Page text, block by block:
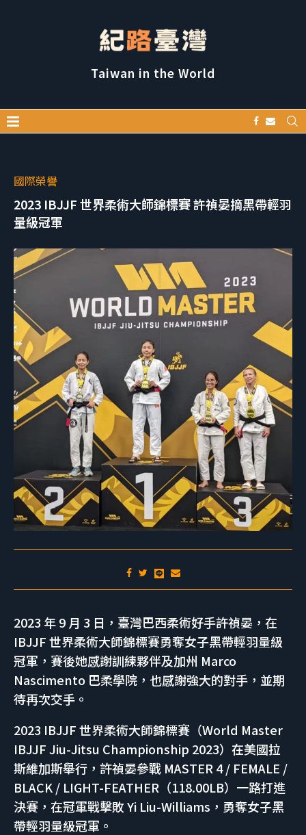
Taiwan in the World
國際榮譽
2023 IBJJF 世界柔術大師錦標賽 許禎晏摘黑帶輕羽
量級冠軍
2023 年 9 月 3 日，臺灣巴西柔術好手許禎晏，在
IBJJF 世界柔術大師錦標賽勇奪女子黑帶輕羽量級
冠軍，賽後她感謝訓練夥伴及加州 Marco
Nascimento 巴柔學院，也感謝強大的對手，並期
待再次交手。
2023 IBJJF 世界柔術大師錦標賽（World Master
IBJJF Jiu-Jitsu Championship 2023）在美國拉
斯維加斯舉行，許禎晏參戰 MASTER 4 / FEMALE /
BLACK / LIGHT-FEATHER（118.00LB）一路打進
決賽，在冠軍戰擊敗 Yi Liu-Williams，勇奪女子黑
帶輕羽量級冠軍。